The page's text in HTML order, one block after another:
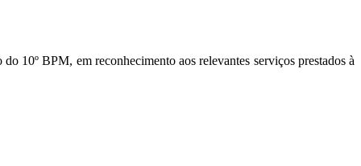
10º BPM, em reconhecimento aos relevantes serviços prestados à